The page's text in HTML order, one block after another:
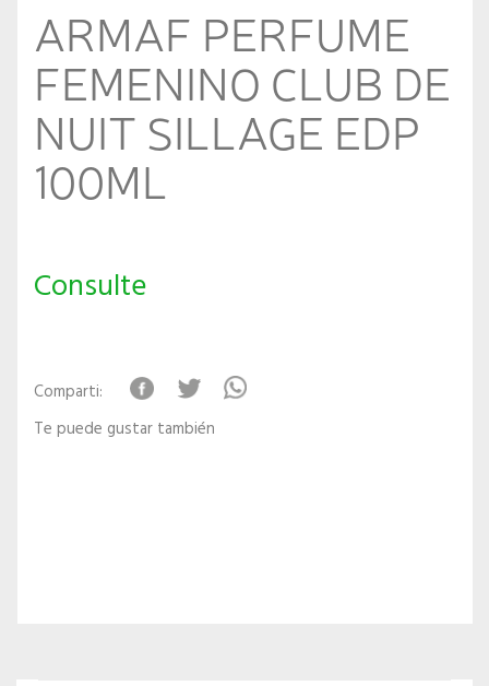
ARMAF PERFUME
FEMENINO CLUB DE
NUIT SILLAGE EDP
100ML
Consulte
Comparti:
Te puede gustar también